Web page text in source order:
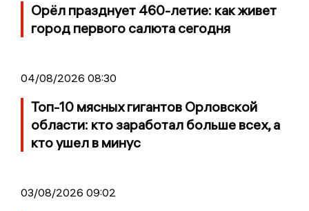
Орёл празднует 460-летие: как живет
город первого салюта сегодня
04/08/2026 08:30
Топ-10 мясных гигантов Орловской
области: кто заработал больше всех, а
кто ушел в минус
03/08/2026 09:02